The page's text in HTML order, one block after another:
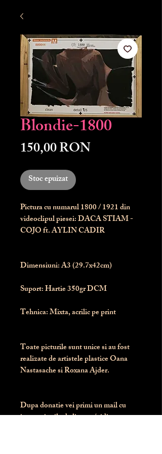
Blondie-1800
150,00 RONPreț
Stoc epuizat
Pictura cu numarul1800/ 1921 din
videoclipul piesei: DACA STIAM -
COJO ft. AYLIN CADIR
Dimensiuni: A3 (29.7x42cm)
Suport: Hartie 350gr DCM
Tehnica: Mixta, acrilic pe print
Toate picturile sunt unice si au fost
realizate de artistele plastice Oana
Nastasache si Roxana Ajder.
Dupa donatie vei primi un mail cu
instructiunile de livrare / ridicare.